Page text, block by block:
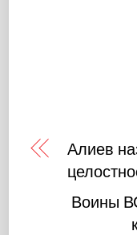
Алиев
Воины